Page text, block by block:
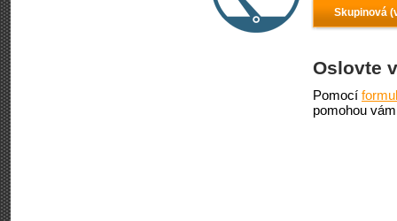
Skupinová
Oslovte
Pomocí
pomohou